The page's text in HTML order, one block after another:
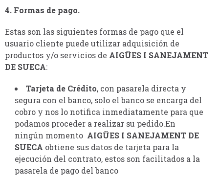
4. Formas de pago.
Estas son las siguientes formas de pago que el
usuario cliente puede utilizar adquisición de
productos y/o servicios de AIGÜES I SANEJAMENT
DE SUECA:
Tarjeta de Crédito, con pasarela directa y
segura con el banco, solo el banco se encarga del
cobro y nos lo notifica inmediatamente para que
podamos proceder a realizar su pedido.En
ningún momento AIGÜES I SANEJAMENT DE
SUECA obtiene sus datos de tarjeta para la
ejecución del contrato, estos son facilitados a la
pasarela de pago del banco